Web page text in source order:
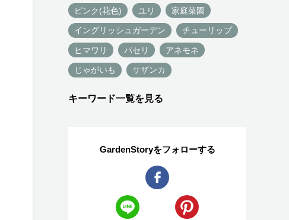
ピンク(花色) ユリ 家庭菜園
イングリッシュガーデン チューリップ
ヒマワリ パセリ アネモネ
じゃがいも サザンカ
キーワード一覧を見る
GardenStoryをフォローする